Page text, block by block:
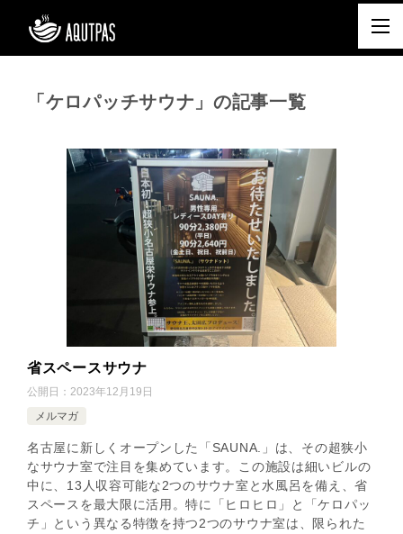
「ケロパッチサウナ」の記事一覧
省スペースサウナ
公開日： 2023年12月19日
メルマガ
名古屋に新しくオープンした「SAUNA.」は、その超狭小
なサウナ室で注目を集めています。この施設は細いビルの
中に、13人収容可能な2つのサウナ室と水風呂を備え、省
スペースを最大限に活用。特に「ヒロヒロ」と「ケロパッ
チ」という異なる特徴を持つ2つのサウナ室は、限られた